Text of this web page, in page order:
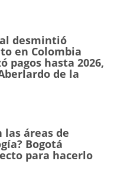
desmintió
en Colombia
pagos hasta 2026,
de la
las áreas de
Bogotá
para hacerlo